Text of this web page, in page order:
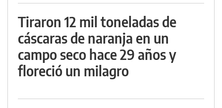
Tiraron 12 mil toneladas de
cáscaras de naranja en un
campo seco hace 29 años y
floreció un milagro